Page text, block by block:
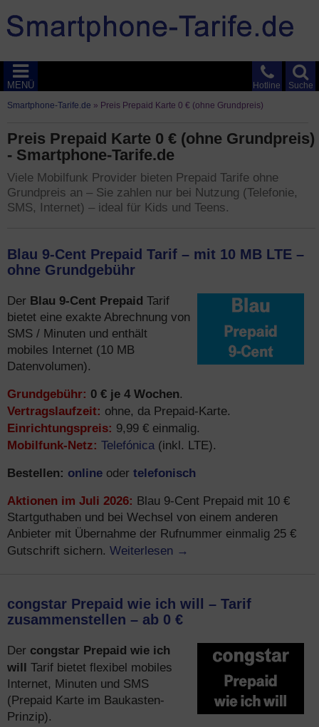
Suche
Hotline
MENÜ
Smartphone-Tarife.de » Preis Prepaid Karte 0 € (ohne Grundpreis)
Preis Prepaid Karte 0 € (ohne Grundpreis)
- Smartphone-Tarife.de
Viele Mobilfunk Provider bieten Prepaid Tarife ohne
Grundpreis an – Sie zahlen nur bei Nutzung (Telefonie,
SMS, Internet) – ideal für Kids und Teens.
Blau 9-Cent Prepaid Tarif – mit 10 MB LTE –
ohne Grundgebühr
Der Blau 9-Cent Prepaid Tarif
bietet eine exakte Abrechnung von
SMS / Minuten und enthält
mobiles Internet (10 MB
Datenvolumen).
Grundgebühr: 0 € je 4 Wochen.
Vertragslaufzeit: ohne, da Prepaid-Karte.
Einrichtungspreis: 9,99 € einmalig.
Mobilfunk-Netz: Telefónica(inkl. LTE).
Bestellen: online oder telefonisch
Aktionen im Juli 2026: Blau 9-Cent Prepaid mit 10 €
Startguthaben und bei Wechsel von einem anderen
Anbieter mit Übernahme der Rufnummer einmalig 25 €
Gutschrift sichern. Weiterlesen →
congstar Prepaid wie ich will – Tarif
zusammenstellen – ab 0 €
Der congstar Prepaid wie ich
will Tarif bietet flexibel mobiles
Internet, Minuten und SMS
(Prepaid Karte im Baukasten-
Prinzip).